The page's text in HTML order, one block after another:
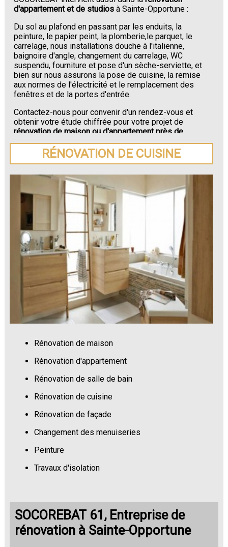
d'appartement et de studios à Sainte-Opportune :
Du sol au plafond en passant par les enduits, la
peinture, le papier peint, la plomberie,le parquet, le
carrelage, nous installations douche à l'italienne,
baignoire d'angle, changement du carrelage, WC
suspendu, fourniture et pose d'un sèche-serviette, et
bien sur nous assurons la pose de cuisine, la remise
aux normes de l'électricité et le remplacement des
fenêtres et de la portes d'entrée.
Contactez-nous pour convenir d'un rendez-vous et
obtenir votre étude chiffrée pour votre projet de
rénovation de maison ou d'appartement près de
Sainte-Opportune.
RÉNOVATION DE CUISINE
Rénovation de maison
Rénovation d'appartement
Rénovation de salle de bain
Rénovation de cuisine
Rénovation de façade
Changement des menuiseries
Peinture
Travaux d'isolation
SOCOREBAT 61, Entreprise de
rénovation à Sainte-Opportune